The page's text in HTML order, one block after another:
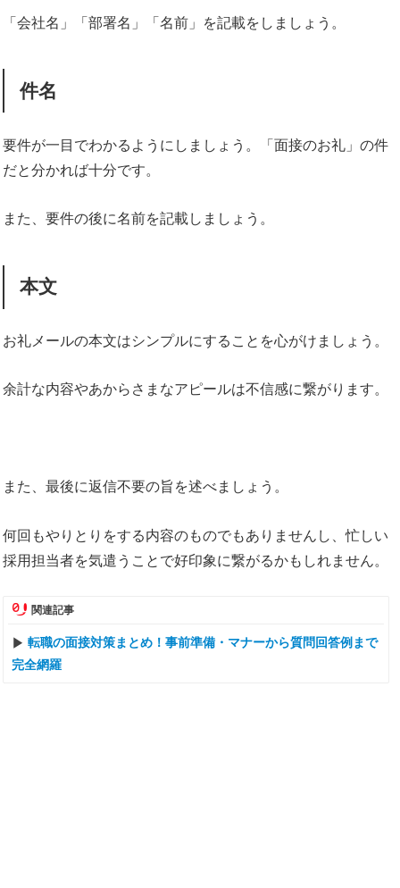
「会社名」「部署名」「名前」を記載をしましょう。
件名
要件が一目でわかるようにしましょう。「面接のお礼」の件
だと分かれば十分です。
また、要件の後に名前を記載しましょう。
本文
お礼メールの本文はシンプルにすることを心がけましょう。
余計な内容やあからさまなアピールは不信感に繋がります。
また、最後に返信不要の旨を述べましょう。
何回もやりとりをする内容のものでもありませんし、忙しい
採用担当者を気遣うことで好印象に繋がるかもしれません。
関連記事
転職の面接対策まとめ！事前準備・マナーから質問回答例まで
完全網羅